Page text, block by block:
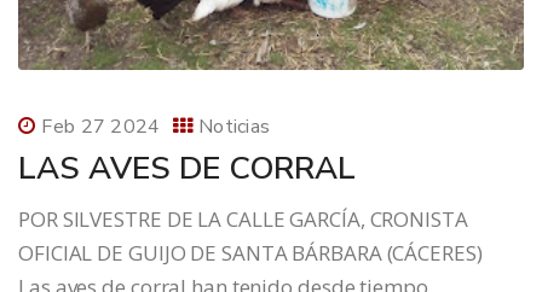
Feb 27 2024 Noticias
LAS AVES DE CORRAL
POR SILVESTRE DE LA CALLE GARCÍA, CRONISTA
OFICIAL DE GUIJO DE SANTA BÁRBARA (CÁCERES)